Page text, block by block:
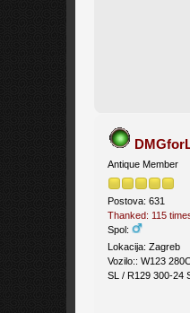
Antique Member
Postova: 631
Thanked: 115
Spol:
Lokacija: Zagreb
Vozilo:: W123
SL / R129 300-24